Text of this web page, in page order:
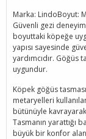
Marka: LindoBoyut:
Güvenli gezi
boyuttaki köpeğe
yapısı sayesinde
yardımcıdır. Göğüs
uygundur.
Köpek göğüs
metaryelleri
bütünüyle
Tasmanın yarattığı
büyük bir konfor